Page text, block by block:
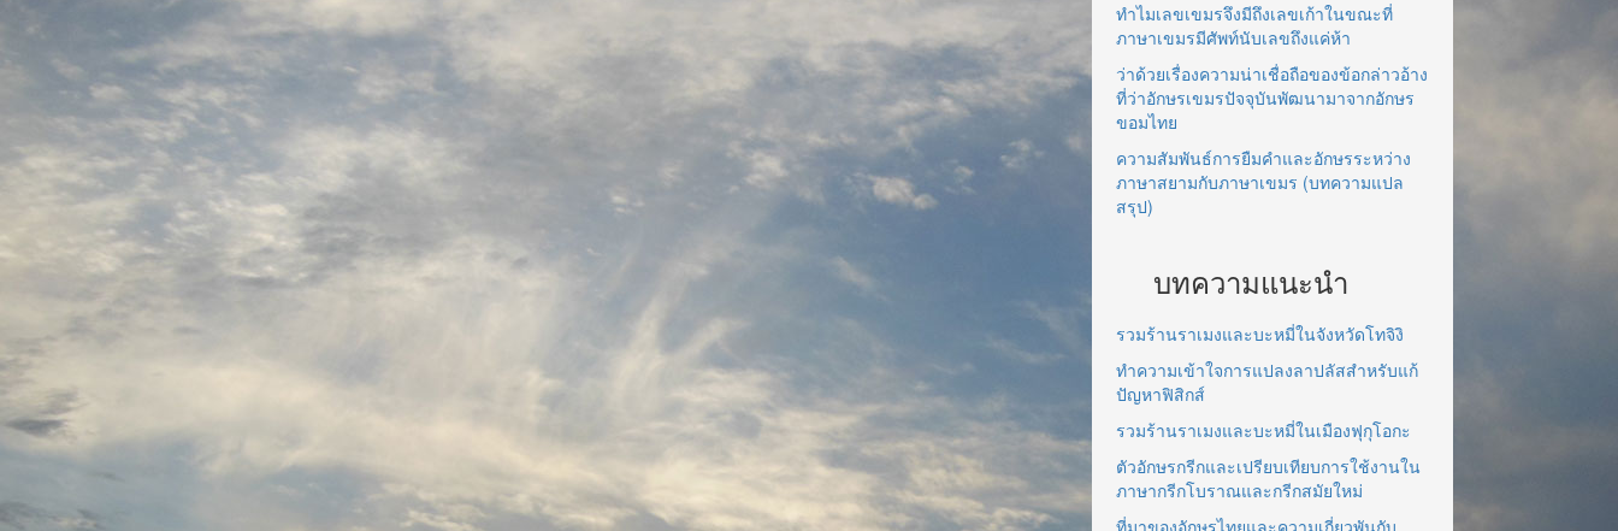
ทำไมเลขเขมรจึงมีถึงเลขเก้าในขณะที่
ภาษาเขมรมีศัพท์นับเลขถึงแค่ห้า
ว่าด้วยเรื่องความน่าเชื่อถือของข้อกล่าวอ้าง
ที่ว่าอักษรเขมรปัจจุบันพัฒนามาจากอักษร
ขอมไทย
ความสัมพันธ์การยืมคำและอักษรระหว่าง
ภาษาสยามกับภาษาเขมร (บทความแปล
สรุป)
บทความแนะนำ
รวมร้านราเมงและบะหมี่ในจังหวัดโทจิงิ
ทำความเข้าใจการแปลงลาปลัสสำหรับแก้
ปัญหาฟิสิกส์
รวมร้านราเมงและบะหมี่ในเมืองฟุกุโอกะ
ตัวอักษรกรีกและเปรียบเทียบการใช้งานใน
ภาษากรีกโบราณและกรีกสมัยใหม่
ที่มาของอักษรไทยและความเกี่ยวพันกับ